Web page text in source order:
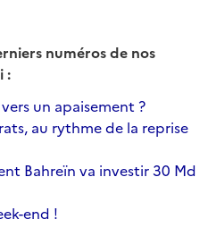
numéros de nos
:
un apaisement ?
au rythme de la reprise
Bahreïn va investir 30 Md
end !